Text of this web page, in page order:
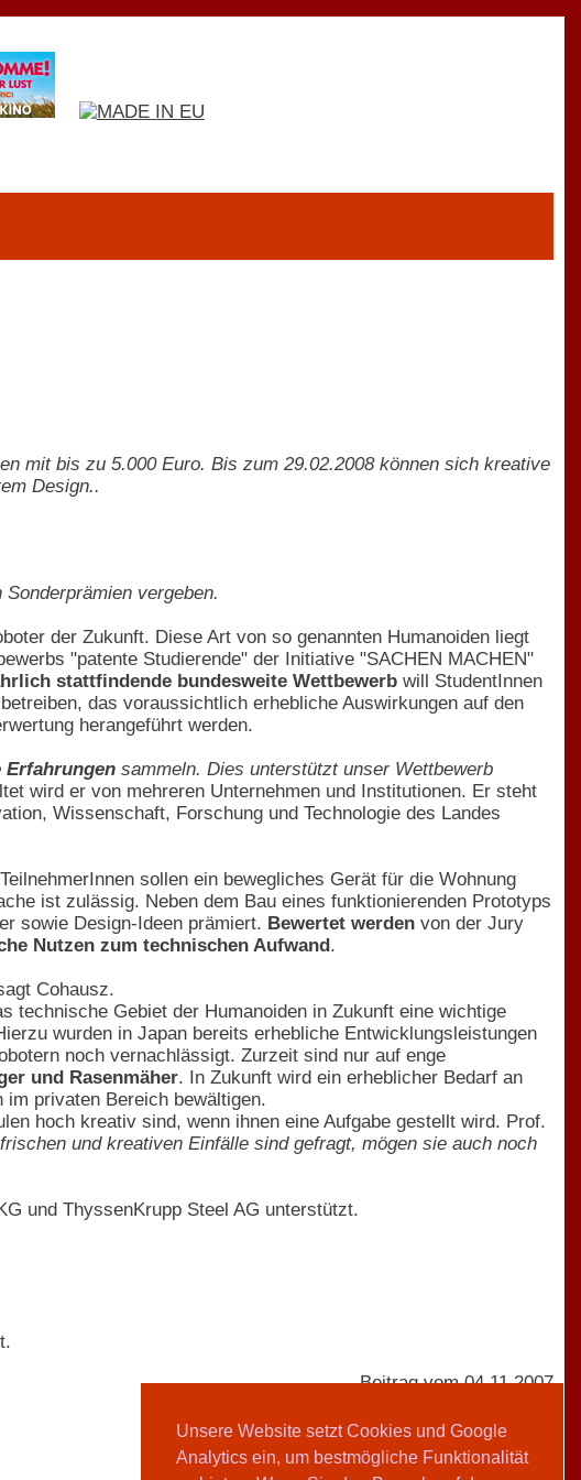
Unsere Website setzt Cookies und Google
Analytics ein, um bestmögliche Funktionalität
mit bis zu 5.000 Euro. Bis zum 29.02.2008 können sich kreative
Design..
vergeben.
der Zukunft. Diese Art von so genannten Humanoiden liegt
"patente Studierende" der Initiative "SACHEN MACHEN"
stattfindende bundesweite Wettbewerb will StudentInnen
das voraussichtlich erhebliche Auswirkungen auf den
herangeführt werden.
Erfahrungen sammeln. Dies unterstützt unser Wettbewerb
wird er von mehreren Unternehmen und Institutionen. Er steht
Wissenschaft, Forschung und Technologie des Landes
sollen ein bewegliches Gerät für die Wohnung
ist zulässig. Neben dem Bau eines funktionierenden Prototyps
sowie Design-Ideen prämiert. Bewertet werden von der Jury
Nutzen zum technischen Aufwand.
Cohausz.
technische Gebiet der Humanoiden in Zukunft eine wichtige
wurden in Japan bereits erhebliche Entwicklungsleistungen
noch vernachlässigt. Zurzeit sind nur auf enge
und Rasenmäher. In Zukunft wird ein erheblicher Bedarf an
privaten Bereich bewältigen.
hoch kreativ sind, wenn ihnen eine Aufgabe gestellt wird. Prof.
und kreativen Einfälle sind gefragt, mögen sie auch noch
und ThyssenKrupp Steel AG unterstützt.
Beitrag vom 04.11.2007